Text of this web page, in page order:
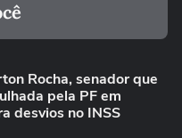
Rocha, senador que
pela PF em
desvios no INSS